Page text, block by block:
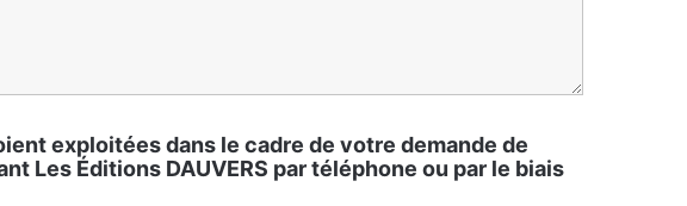
exploitées dans le cadre de votre demande de
Les Éditions DAUVERS par téléphone ou par le biais